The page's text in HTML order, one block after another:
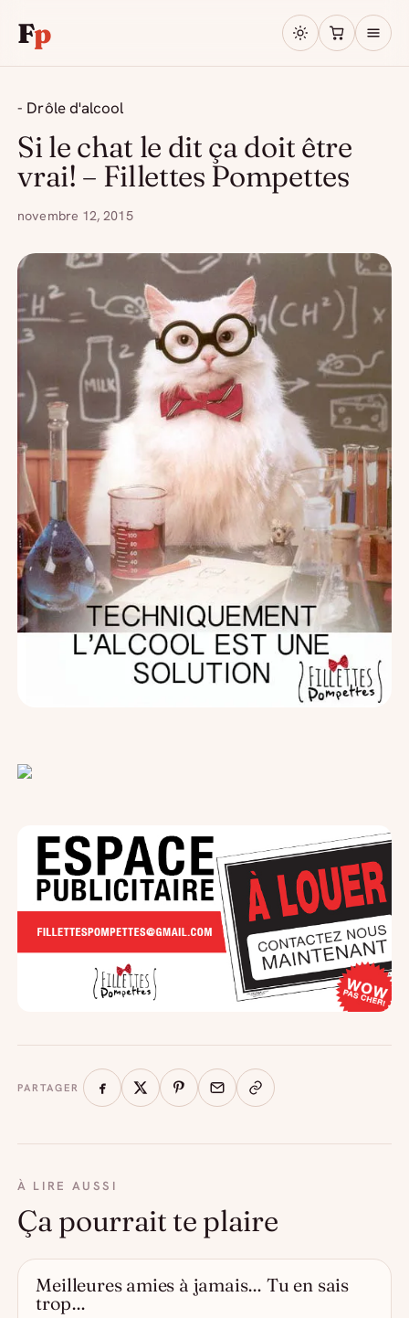
Fp
- Drôle d'alcool
Si le chat le dit ça doit être
vrai! – Fillettes Pompettes
novembre 12, 2015
PARTAGER
À LIRE AUSSI
Ça pourrait te plaire
- DRÔLE D'ALCOOL
Meilleures amies à jamais… Tu en sais
trop…